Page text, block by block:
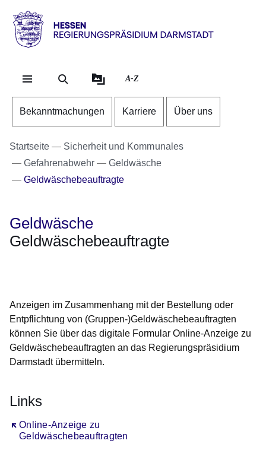
Direkt zum Kopf der
Direkt zum Inhalt
Direkt zum Fuß der
Hessen
RP
Darmstadt
A-Z
Bekanntmachungen Karriere Über uns
Startseite
Sicherheit und Kommunales
Gefahrenabwehr
Geldwäsche
Geldwäschebeauftragte
Geldwäsche
Geldwäschebeauftragte
Anzeigen im Zusammenhang mit der Bestellung oder
Entpflichtung von (Gruppen-)Geldwäschebeauftragten
können Sie über das digitale Formular Online-Anzeige zu
Geldwäschebeauftragten an das Regierungspräsidium
Darmstadt übermitteln.
Links
Online-Anzeige zu
Geldwäschebeauftragten
Öffnet sich in einem neuen Fenster